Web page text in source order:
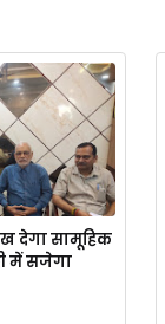
देगा सामूहिक
में सजेगा